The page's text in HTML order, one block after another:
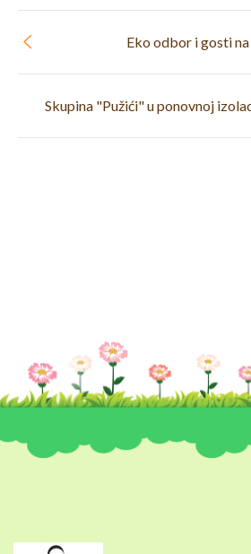
Skupina "Pužići" u ponovnoj
Eko odbor i gosti